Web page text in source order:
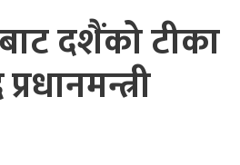
दशैंको टीका